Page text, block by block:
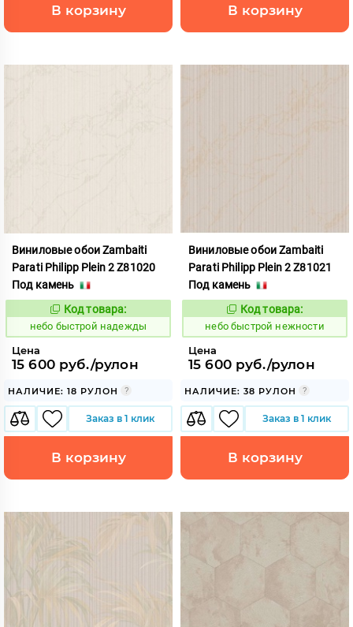
В корзину В корзину
Виниловые обои Zambaiti
Parati Philipp Plein 2 Z81020
Под камень
1110432
Код товара:
небо быстрой надежды
Цена
15 600 руб./рулон
НАЛИЧИЕ: 18 РУЛОН
Заказ в 1 клик
В корзину
Виниловые обои Zambaiti
Parati Philipp Plein 2 Z81021
Под камень
1110433
Код товара:
небо быстрой нежности
Цена
15 600 руб./рулон
НАЛИЧИЕ: 38 РУЛОН
Заказ в 1 клик
В корзину